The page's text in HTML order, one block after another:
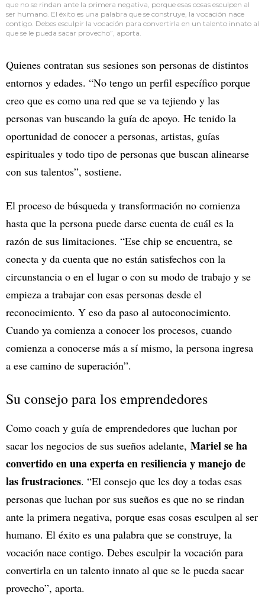
que no se rindan ante la primera negativa, porque esas cosas esculpen al
ser humano. El éxito es una palabra que se construye, la vocación nace
contigo. Debes esculpir la vocación para convertirla en un talento innato al
que se le pueda sacar provecho”, aporta.
Quienes contratan sus sesiones son personas de distintos
entornos y edades. “No tengo un perfil específico porque
creo que es como una red que se va tejiendo y las
personas van buscando la guía de apoyo. He tenido la
oportunidad de conocer a personas, artistas, guías
espirituales y todo tipo de personas que buscan alinearse
con sus talentos”, sostiene.
El proceso de búsqueda y transformación no comienza
hasta que la persona puede darse cuenta de cuál es la
razón de sus limitaciones. “Ese chip se encuentra, se
conecta y da cuenta que no están satisfechos con la
circunstancia o en el lugar o con su modo de trabajo y se
empieza a trabajar con esas personas desde el
reconocimiento. Y eso da paso al autoconocimiento.
Cuando ya comienza a conocer los procesos, cuando
comienza a conocerse más a sí mismo, la persona ingresa
a ese camino de superación”.
Su consejo para los emprendedores
Como coach y guía de emprendedores que luchan por
sacar los negocios de sus sueños adelante, Mariel se ha
convertido en una experta en resiliencia y manejo de
las frustraciones. “El consejo que les doy a todas esas
personas que luchan por sus sueños es que no se rindan
ante la primera negativa, porque esas cosas esculpen al ser
humano. El éxito es una palabra que se construye, la
vocación nace contigo. Debes esculpir la vocación para
convertirla en un talento innato al que se le pueda sacar
provecho”, aporta.